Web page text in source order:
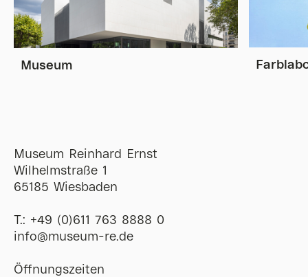
Museum
Museum Reinhard Ernst
Wilhelmstraße 1
65185 Wiesbaden
T.: +49 (0)611 763 8888 0
ofni@museum-re de
Öffnungszeiten